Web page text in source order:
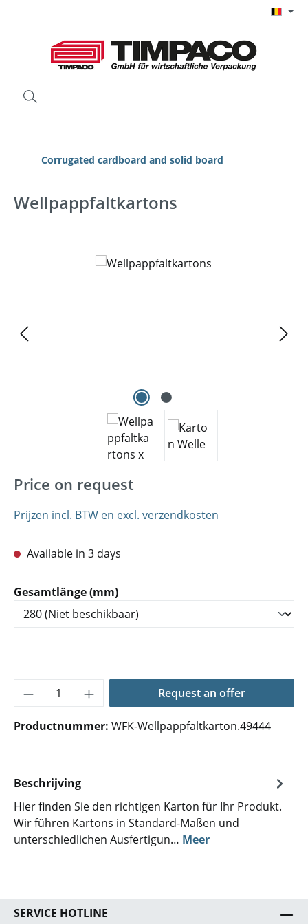
Corrugated cardboard and solid board
Wellpappfaltkartons
Afbeeldingengalerij overslaan
Price on request
Prijzen incl. BTW en excl. verzendkosten
Available in 3 days
Selecteer
Gesamtlänge (mm)
Producthoeveelheid: Voer de gewenste
Request an offer
Productnummer: WFK-Wellpappfaltkarton.49444
Beschrijving
Hier finden Sie den richtigen Karton für Ihr Produkt.
Wir führen Kartons in Standard-Maßen und
unterschiedlichen Ausfertigun… Meer
SERVICE HOTLINE